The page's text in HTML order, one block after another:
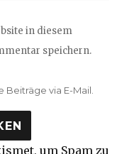
in diesem
speichern.
via E-Mail.
um Spam zu